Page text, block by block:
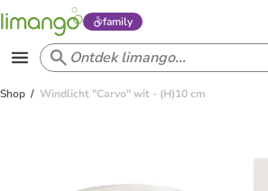
family
Shop Windlicht "Carvo" wit - (H)10 cm